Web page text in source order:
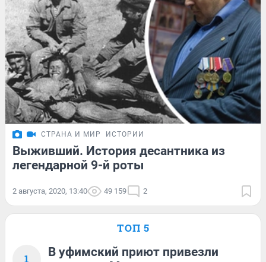
СТРАНА И МИР ИСТОРИИ
Выживший. История десантника из
легендарной 9-й роты
2 августа, 2020, 13:40 49 159 2
ТОП 5
1
В уфимский приют привезли